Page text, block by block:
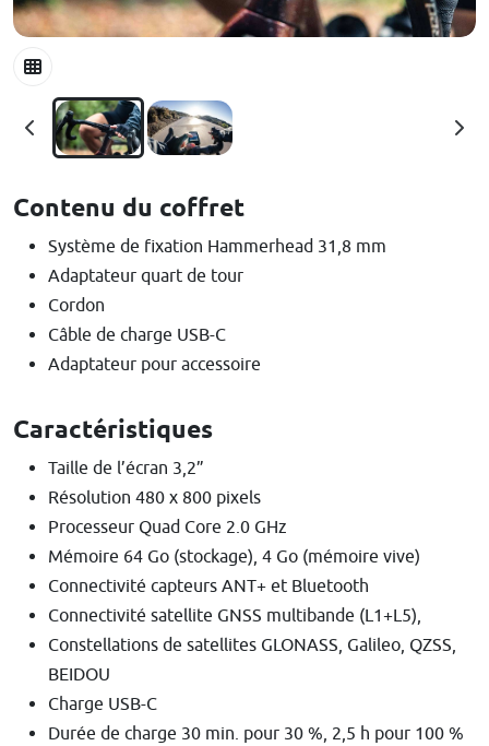
Contenu du coffret
Système de fixation Hammerhead 31,8 mm
Adaptateur quart de tour
Cordon
Câble de charge USB-C
Adaptateur pour accessoire
Caractéristiques
Taille de l’écran 3,2”
Résolution 480 x 800 pixels
Processeur Quad Core 2.0 GHz
Mémoire 64 Go (stockage), 4 Go (mémoire vive)
Connectivité capteurs ANT+ et Bluetooth
Connectivité satellite GNSS multibande (L1+L5),
Constellations de satellites GLONASS, Galileo, QZSS,
BEIDOU
Charge USB-C
Durée de charge 30 min. pour 30 %, 2,5 h pour 100 %